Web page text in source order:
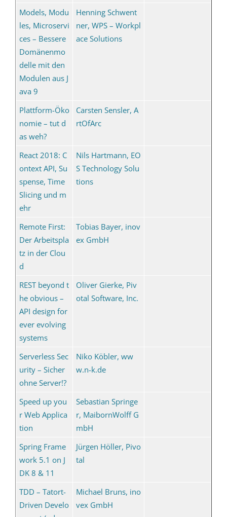
Models, Modu
les, Microservi
ces – Bessere
Domänenmo
delle mit den
Modulen aus J
ava 9
Henning Schwent
ner, WPS – Workpl
ace Solutions
Plattform-Öko
nomie – tut d
as weh?
Carsten Sensler, A
rtOfArc
React 2018: C
ontext API, Su
spense, Time
Slicing und m
ehr
Nils Hartmann, EO
S Technology Solu
tions
Remote First:
Der Arbeitspla
tz in der Clou
d
Tobias Bayer, inov
ex GmbH
REST beyond t
he obvious –
API design for
ever evolving
systems
Oliver Gierke, Piv
otal Software, Inc.
Serverless Sec
urity – Sicher
ohne Server!?
Niko Köbler, ww
w.n-k.de
Speed up you
r Web Applica
tion
Sebastian Springe
r, MaibornWolff G
mbH
Spring Frame
work 5.1 on J
DK 8 & 11
Jürgen Höller, Pivo
tal
TDD – Tatort-
Driven Develo
Michael Bruns, ino
vex GmbH